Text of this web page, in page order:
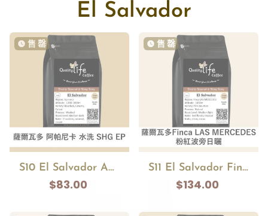
El Salvador
watch_later 售 罄
S10 El Salvador Apaneca Ilamatepec washed SHG EP
$83.00
watch_later 售 罄
S11 El Salvador Finca LAS MERCEDES Pink Bourbon Natural
$134.00